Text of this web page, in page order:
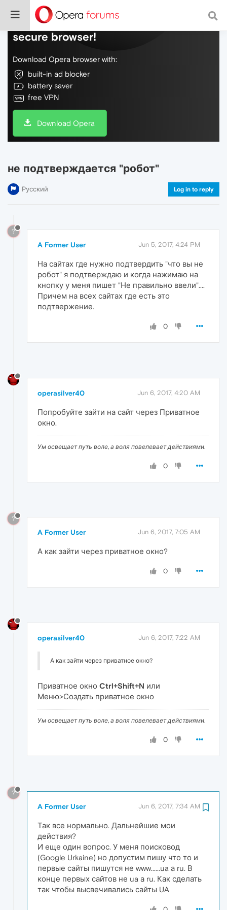
Do more on the web, with a fast and
secure browser!
Download Opera browser with:
built-in ad blocker
battery saver
free VPN
Download Opera
не подтверждается "робот"
Русский Log in to reply
?
A Former User Jun 5, 2017, 4:24 PM
На сайтах где нужно подтвердить "что вы не
робот" я подтверждаю и когда нажимаю на
кнопку у меня пишет "Не правильно ввели"....
Причем на всех сайтах где есть это
подтвержение.
0
operasilver40 Jun 6, 2017, 4:20 AM
Попробуйте зайти на сайт через Приватное
окно.
Ум освещает путь воле, а воля повелевает действиями.
0
?
A Former User Jun 6, 2017, 7:05 AM
А как зайти через приватное окно?
0
operasilver40 Jun 6, 2017, 7:22 AM
А как зайти через приватное окно?
Приватное окно Ctrl+Shift+N или
Меню>Создать приватное окно
Ум освещает путь воле, а воля повелевает действиями.
0
?
A Former User Jun 6, 2017, 7:34 AM
Так все нормально. Дальнейшие мои
действия?
И еще один вопрос. У меня поисковод
(Google Urkaine) но допустим пишу что то и
первые сайты пишутся не www......ua а ru. В
конце первых сайтов не ua а ru. Как сделать
так чтобы высвечивались сайты UA